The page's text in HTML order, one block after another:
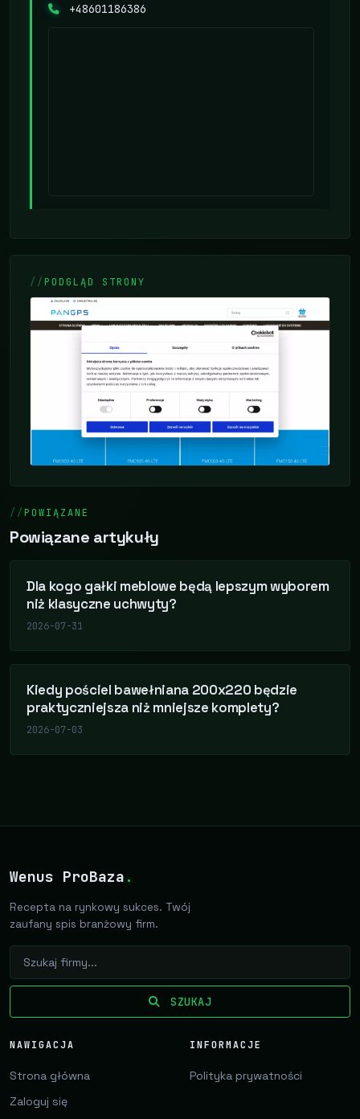
+48601186386
PODGLĄD STRONY
POWIĄZANE
Powiązane artykuły
Dla kogo gałki meblowe będą lepszym wyborem
niż klasyczne uchwyty?
2026-07-31
Kiedy pościel bawełniana 200x220 będzie
praktyczniejsza niż mniejsze komplety?
2026-07-03
Wenus ProBaza .
Recepta na rynkowy sukces. Twój
zaufany spis branżowy firm.
SZUKAJ
NAWIGACJA
Strona główna
Zaloguj się
INFORMACJE
Polityka prywatności